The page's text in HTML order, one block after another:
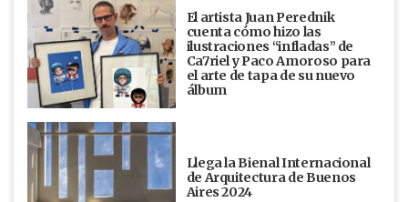
El artista Juan Perednik
cuenta cómo hizo las
ilustraciones “infladas” de
Ca7riel y Paco Amoroso para
el arte de tapa de su nuevo
álbum
Llega la Bienal Internacional
de Arquitectura de Buenos
Aires 2024